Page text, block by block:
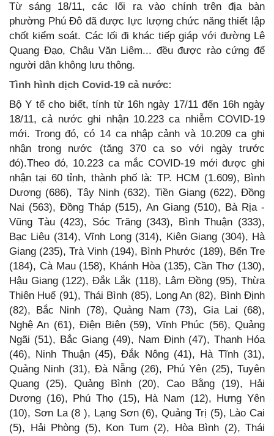
Từ sáng 18/11, các lối ra vào chính trên địa bàn
phường Phú Đô đã được lực lượng chức năng thiết lập
chốt kiểm soát. Các lối đi khác tiếp giáp với đường Lê
Quang Đạo, Châu Văn Liêm... đều được rào cứng để
người dân không lưu thông.
Tình hình dịch Covid-19 cả nước:
Bộ Y tế cho biết, tính từ 16h ngày 17/11 đến 16h ngày
18/11, cả nước ghi nhận 10.223 ca nhiễm COVID-19
mới. Trong đó, có 14 ca nhập cảnh và 10.209 ca ghi
nhận trong nước (tăng 370 ca so với ngày trước
đó).Theo đó, 10.223 ca mắc COVID-19 mới được ghi
nhận tại 60 tỉnh, thành phố là: TP. HCM (1.609), Bình
Dương (686), Tây Ninh (632), Tiền Giang (622), Đồng
Nai (563), Đồng Tháp (515), An Giang (510), Bà Rịa -
Vũng Tàu (423), Sóc Trăng (343), Bình Thuận (333),
Bạc Liêu (314), Vĩnh Long (314), Kiên Giang (304), Hà
Giang (235), Trà Vinh (194), Bình Phước (189), Bến Tre
(184), Cà Mau (158), Khánh Hòa (135), Cần Thơ (130),
Hậu Giang (122), Đắk Lắk (118), Lâm Đồng (95), Thừa
Thiên Huế (91), Thái Bình (85), Long An (82), Bình Định
(82), Bắc Ninh (78), Quảng Nam (73), Gia Lai (68),
Nghệ An (61), Điện Biên (59), Vĩnh Phúc (56), Quảng
Ngãi (51), Bắc Giang (49), Nam Định (47), Thanh Hóa
(46), Ninh Thuận (45), Đắk Nông (41), Hà Tĩnh (31),
Quảng Ninh (31), Đà Nẵng (26), Phú Yên (25), Tuyên
Quang (25), Quảng Bình (20), Cao Bằng (19), Hải
Dương (16), Phú Thọ (15), Hà Nam (12), Hưng Yên
(10), Sơn La (8 ), Lạng Sơn (6), Quảng Trị (5), Lào Cai
(5), Hải Phòng (5), Kon Tum (2), Hòa Bình (2), Thái